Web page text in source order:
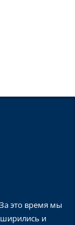
это время мы
и